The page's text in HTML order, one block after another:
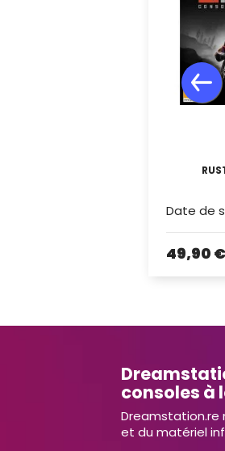
Date de
49,90 €
consoles à
Dreamstation.re
et du matériel